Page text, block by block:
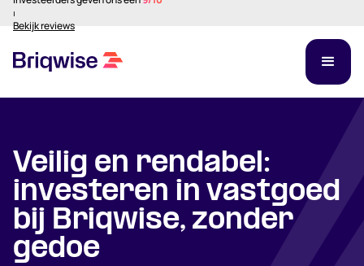
⏐
Bekijk reviews
Veilig en rendabel:
investeren in vastgoed
bij Briqwise, zonder
gedoe